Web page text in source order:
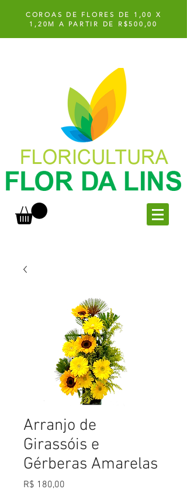
COROAS DE FLORES DE 1,00 X
1,20M A PARTIR DE R$500,00
Arranjo de
Girassóis e
Gérberas Amarelas
R$ 180,00